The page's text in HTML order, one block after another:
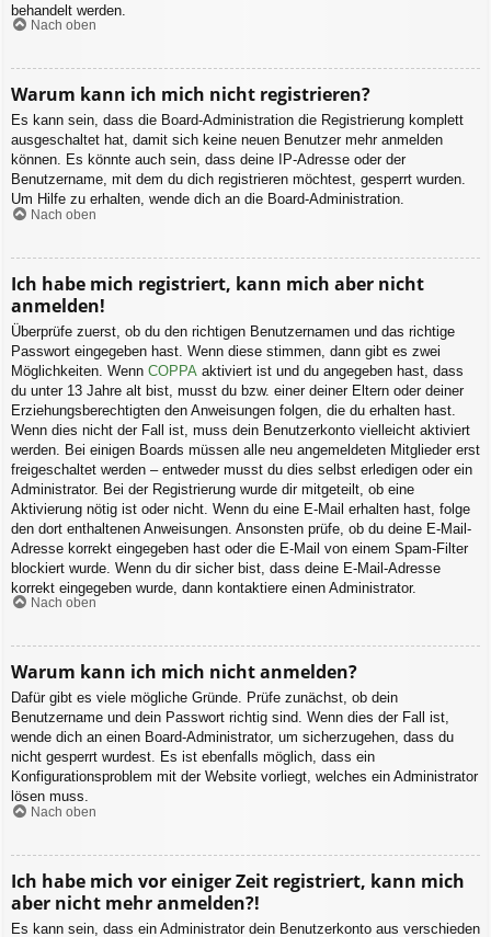
behandelt werden.
Nach oben
Warum kann ich mich nicht registrieren?
Es kann sein, dass die Board-Administration die Registrierung komplett
ausgeschaltet hat, damit sich keine neuen Benutzer mehr anmelden
können. Es könnte auch sein, dass deine IP-Adresse oder der
Benutzername, mit dem du dich registrieren möchtest, gesperrt wurden.
Um Hilfe zu erhalten, wende dich an die Board-Administration.
Nach oben
Ich habe mich registriert, kann mich aber nicht
anmelden!
Überprüfe zuerst, ob du den richtigen Benutzernamen und das richtige
Passwort eingegeben hast. Wenn diese stimmen, dann gibt es zwei
Möglichkeiten. Wenn COPPA aktiviert ist und du angegeben hast, dass
du unter 13 Jahre alt bist, musst du bzw. einer deiner Eltern oder deiner
Erziehungsberechtigten den Anweisungen folgen, die du erhalten hast.
Wenn dies nicht der Fall ist, muss dein Benutzerkonto vielleicht aktiviert
werden. Bei einigen Boards müssen alle neu angemeldeten Mitglieder erst
freigeschaltet werden – entweder musst du dies selbst erledigen oder ein
Administrator. Bei der Registrierung wurde dir mitgeteilt, ob eine
Aktivierung nötig ist oder nicht. Wenn du eine E-Mail erhalten hast, folge
den dort enthaltenen Anweisungen. Ansonsten prüfe, ob du deine E-Mail-
Adresse korrekt eingegeben hast oder die E-Mail von einem Spam-Filter
blockiert wurde. Wenn du dir sicher bist, dass deine E-Mail-Adresse
korrekt eingegeben wurde, dann kontaktiere einen Administrator.
Nach oben
Warum kann ich mich nicht anmelden?
Dafür gibt es viele mögliche Gründe. Prüfe zunächst, ob dein
Benutzername und dein Passwort richtig sind. Wenn dies der Fall ist,
wende dich an einen Board-Administrator, um sicherzugehen, dass du
nicht gesperrt wurdest. Es ist ebenfalls möglich, dass ein
Konfigurationsproblem mit der Website vorliegt, welches ein Administrator
lösen muss.
Nach oben
Ich habe mich vor einiger Zeit registriert, kann mich
aber nicht mehr anmelden?!
Es kann sein, dass ein Administrator dein Benutzerkonto aus verschieden